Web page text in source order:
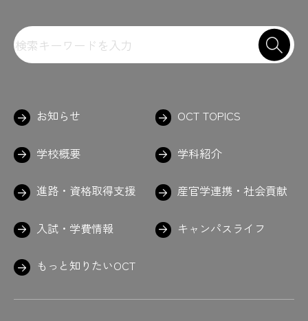
お知らせ OCT TOPICS
学校概要 学科紹介
進路・資格取得支援
入試・学費情報 キャンパスライフ
産官学連携・社会貢献
もっと知りたいOCT